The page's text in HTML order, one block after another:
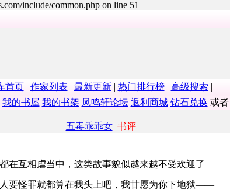
include/common.php on line 51
首页| 作家列表 | 最新更新| 热门排行榜| 高级搜索 |
我的书屋 我的书架 凤鸣轩论坛 返利商城 钻石兑换 或者
五毒乖乖女书评
在互相虐当中，这类故事貌似越来越不受欢迎了
要怪罪就都算在我头上吧，我甘愿为你下地狱——